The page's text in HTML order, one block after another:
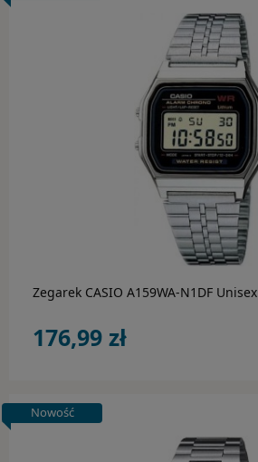
Zegarek CASIO A159WA-N1DF Unisex
176,99 zł
do koszyka
Nowość